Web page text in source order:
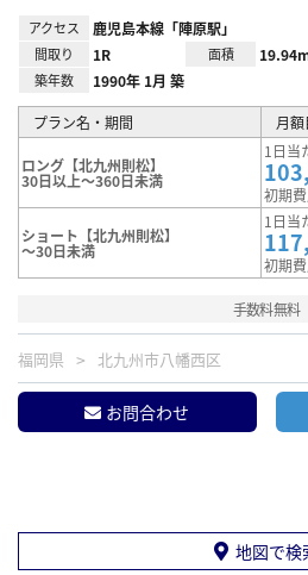
アクセス 鹿児島本線「陣原駅」
間取り 1R 面積
築年数 1990年 1月 築
プラン名・期間 月
ロング【北九州則松】
30日以上～360日未満
1日当
初期
ショート【北九州則松】
～30日未満
1日当
初期
手数料無料
福岡県 北九州市八幡西区
お問合わせ
地図で検